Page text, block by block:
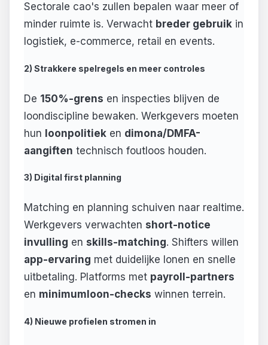
Sectorale cao's zullen bepalen waar meer of
minder ruimte is. Verwacht breder gebruik in
logistiek, e-commerce, retail en events.
2) Strakkere spelregels en meer controles
De 150%-grens en inspecties blijven de
loondiscipline bewaken. Werkgevers moeten
hun loonpolitiek en dimona/DMFA-
aangiften technisch foutloos houden.
3) Digital first planning
Matching en planning schuiven naar realtime.
Werkgevers verwachten short-notice
invulling en skills-matching. Shifters willen
app-ervaring met duidelijke lonen en snelle
uitbetaling. Platforms met payroll-partners
en minimumloon-checks winnen terrein.
4) Nieuwe profielen stromen in